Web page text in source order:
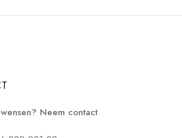
Neem contact